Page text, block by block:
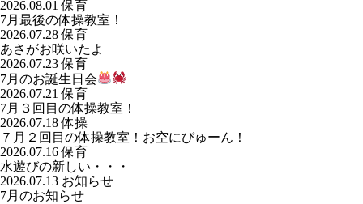
2026.08.01保育
7月最後の体操教室！
2026.07.28保育
あさがお咲いたよ
2026.07.23保育
7月のお誕生日会
2026.07.21保育
7月３回目の体操教室！
2026.07.18体操
７月２回目の体操教室！お空にびゅーん！
2026.07.16保育
水遊びの新しい・・・
2026.07.13 お知らせ
7月のお知らせ